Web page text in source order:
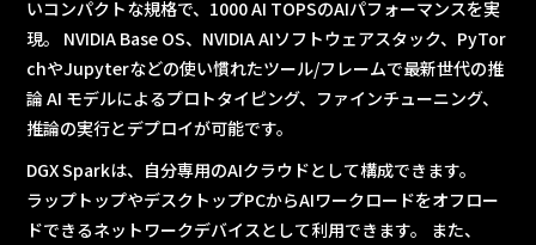
いコンパクトな規格で、1000 AI TOPSのAIパフォーマンスを実
現。 NVIDIA Base OS、NVIDIA AIソフトウェアスタック、PyTor
chやJupyterなどの使い慣れたツール/フレームで最新世代の推
論 AI モデルによるプロトタイピング、ファインチューニング、
推論の実行とデプロイが可能です。
DGX Sparkは、自分専用のAIクラウドとして構成できます。
ラップトップやデスクトップPCからAIワークロードをオフロー
ドできるネットワークデバイスとして利用できます。 また、